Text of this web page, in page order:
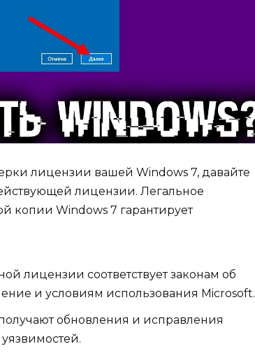
лицензии вашей Windows 7, давайте
лицензии. Легальное
копии Windows 7 гарантирует
лицензии соответствует законам об
и условиям использования Microsoft.
обновления и исправления